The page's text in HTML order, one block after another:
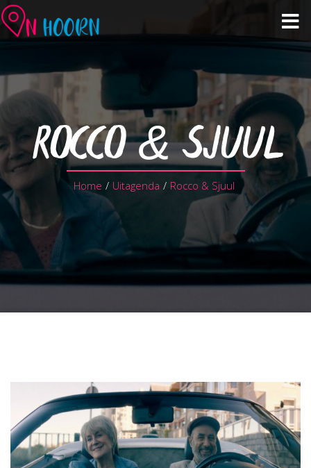
Zien & Doen
Winkelen & Horeca
Over Hoorn
Plan je bezoek
ROCCO & SJUUL
Home / Uitagenda / Rocco & Sjuul